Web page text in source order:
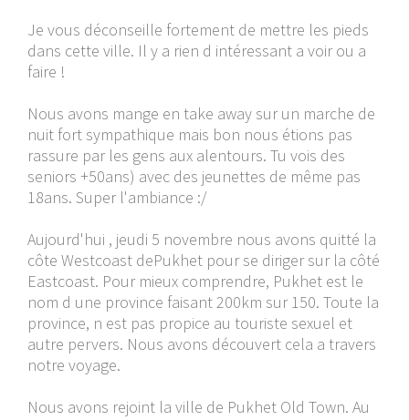
Je vous déconseille fortement de mettre les pieds
dans cette ville. Il y a rien d intéressant a voir ou a
faire !
Nous avons mange en take away sur un marche de
nuit fort sympathique mais bon nous étions pas
rassure par les gens aux alentours. Tu vois des
seniors +50ans) avec des jeunettes de même pas
18ans. Super l'ambiance :/
Aujourd'hui , jeudi 5 novembre nous avons quitté la
côte Westcoast dePukhet pour se diriger sur la côté
Eastcoast. Pour mieux comprendre, Pukhet est le
nom d une province faisant 200km sur 150. Toute la
province, n est pas propice au touriste sexuel et
autre pervers. Nous avons découvert cela a travers
notre voyage.
Nous avons rejoint la ville de Pukhet Old Town. Au